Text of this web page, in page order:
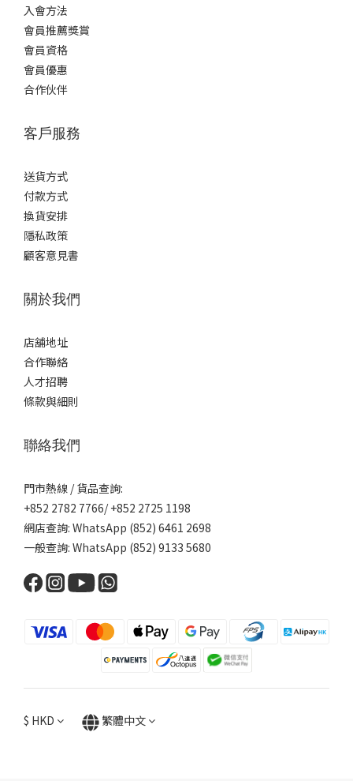
WXL
(1)
WL
(1)
(1)
(1)
XXXL
(3)
XXL
XL
L
(3)
M
(3)
更
性
別
青
年
(1)
士
士
(3)
入會方法
會員推薦獎賞
會員資格
會員優惠
合作伙伴
客戶服務
送貨方式
付款方式
換貨安排
隱私政策
顧客意見書
關於我們
店舖地址
合作聯絡
人才招聘
條款與細則
聯絡我們
門市熱線 / 貨品查詢:
+852 2782 7766/ +852 2725 1198
網店查詢: WhatsApp (852) 6461 2698
一般查詢: WhatsApp (852) 9133 5680
$ HKD 繁體中文